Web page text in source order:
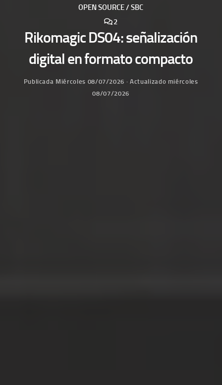
OPEN SOURCE / SBC
2
Rikomagic DS04: señalización
digital en formato compacto
Publicada Miércoles 08/07/2026 · Actualizado miércoles
08/07/2026